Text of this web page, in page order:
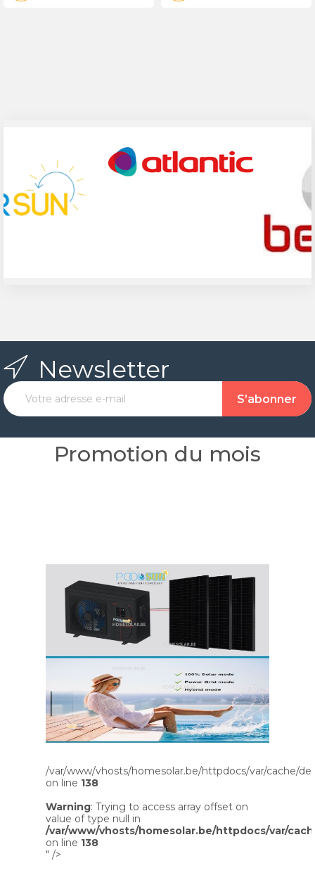
Newsletter
Promotion du mois
/var/www/vhosts/homesolar.be/httpdocs/var/cache/
on line 138
Warning: Trying to access array offset on
value of type null in
/var/www/vhosts/homesolar.be/httpdocs/var/
on line 138
" />